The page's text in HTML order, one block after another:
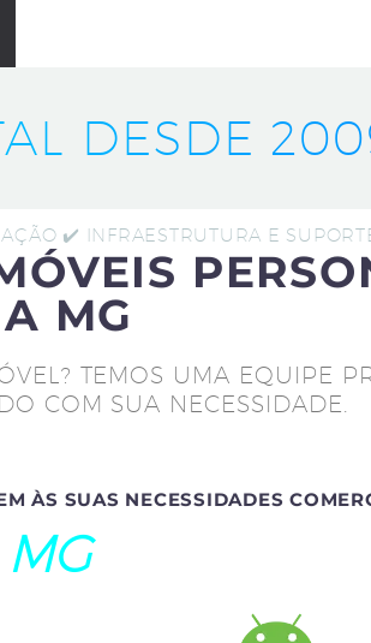
DESDE
✔️ INFRAESTRUTURA E
MG
TEMOS UMA EQUIPE
COM SUA NECESSIDADE.
ÀS SUAS NECESSIDADES